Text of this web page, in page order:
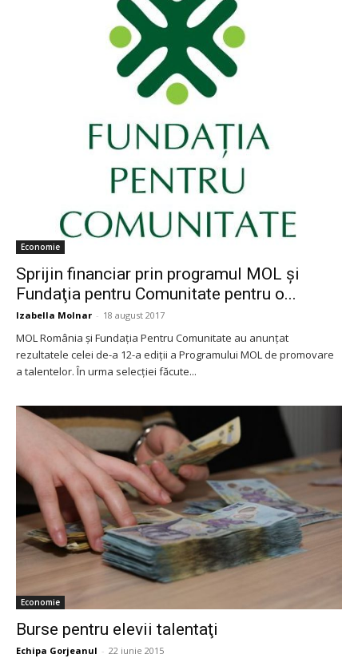
Economie
Sprijin financiar prin programul MOL şi
Fundaţia pentru Comunitate pentru o...
Izabella Molnar - 18 august 2017
MOL România și Fundația Pentru Comunitate au anunțat
rezultatele celei de-a 12-a ediții a Programului MOL de promovare
a talentelor. În urma selecției făcute...
Economie
Burse pentru elevii talentaţi
Echipa Gorjeanul - 22 iunie 2015